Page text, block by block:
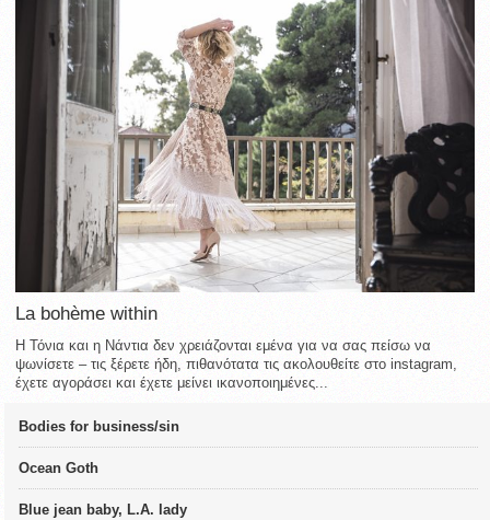
La bohème within
Η Τόνια και η Νάντια δεν χρειάζονται εμένα για να σας πείσω να
ψωνίσετε – τις ξέρετε ήδη, πιθανότατα τις ακολουθείτε στο instagram,
έχετε αγοράσει και έχετε μείνει ικανοποιημένες...
Bodies for business/sin
Ocean Goth
Blue jean baby, L.A. lady